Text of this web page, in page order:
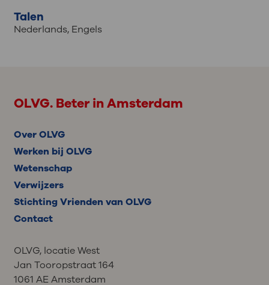
Talen
Nederlands,Engels
OLVG. Beter in Amsterdam
Over OLVG
Werken bij OLVG
Wetenschap
Verwijzers
Stichting Vrienden van OLVG
Contact
OLVG, locatie West
Jan Tooropstraat 164
1061 AE Amsterdam